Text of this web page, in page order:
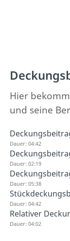
Hier
und seine
Dauer: 04:42
Dauer: 02:19
Dauer: 05:38
Dauer: 04:42
Relativer
Dauer: 04:02